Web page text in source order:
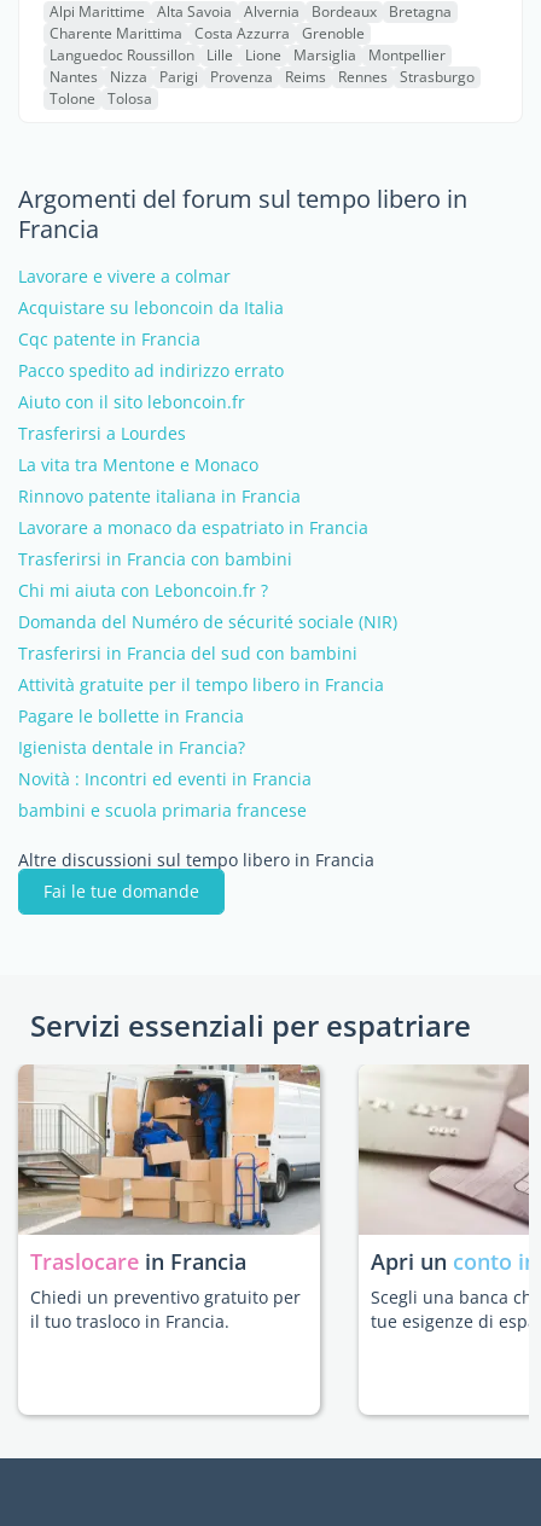
Alpi Marittime Alta Savoia Alvernia Bordeaux
Bretagna
Charente Marittima
Costa Azzurra
Grenoble
Languedoc Roussillon
Lille Lione Marsiglia
Montpellier
Nantes
Nizza Parigi Provenza Reims Rennes
Strasburgo
Tolone
Tolosa
Argomenti del forum sul tempo libero in
Francia
Lavorare e vivere a colmar
Acquistare su leboncoin da Italia
Cqc patente in Francia
Pacco spedito ad indirizzo errato
Aiuto con il sito leboncoin.fr
Trasferirsi a Lourdes
La vita tra Mentone e Monaco
Rinnovo patente italiana in Francia
Lavorare a monaco da espatriato in Francia
Trasferirsi in Francia con bambini
Chi mi aiuta con Leboncoin.fr ?
Domanda del Numéro de sécurité sociale (NIR)
Trasferirsi in Francia del sud con bambini
Attività gratuite per il tempo libero in Francia
Pagare le bollette in Francia
Igienista dentale in Francia?
Novità : Incontri ed eventi in Francia
bambini e scuola primaria francese
Altre discussioni sul tempo libero in Francia
Fai le tue domande
Servizi essenziali per espatriare
Traslocare in Francia
Chiedi un preventivo gratuito per
il tuo trasloco in Francia.
Apri un conto
Scegli una banca
tue esigenze di